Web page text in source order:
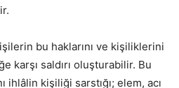
bu haklarını ve kişiliklerini
karşı saldırı oluşturabilir. Bu
ihlâlin kişiliği sarstığı; elem, acı